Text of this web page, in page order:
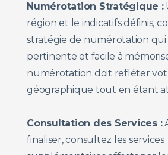
Numérotation Stratégique :
région et le indicatifs définis,
stratégie de numérotation qui
pertinente et facile à
numérotation doit refléter
géographique tout en étant
Consultation des Services :
finaliser, consultez les services